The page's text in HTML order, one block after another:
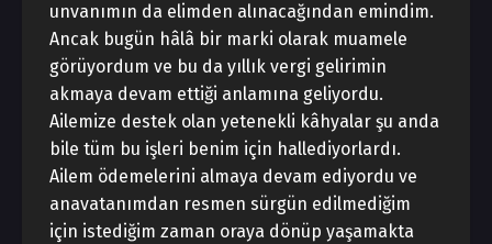
unvanımın da elimden alınacağından emindim.
Ancak bugün hâlâ bir marki olarak muamele
görüyordum ve bu da yıllık vergi gelirimin
akmaya devam ettiği anlamına geliyordu.
Ailemize destek olan yetenekli kâhyalar şu anda
bile tüm bu işleri benim için hallediyorlardı.
Ailem ödemelerini almaya devam ediyordu ve
anavatanımdan resmen sürgün edilmediğim
için istediğim zaman oraya dönüp yaşamakta